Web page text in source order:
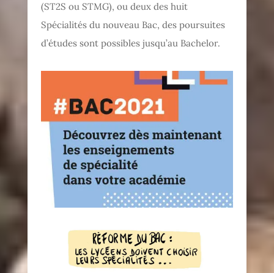
(ST2S ou STMG), ou deux des huit
Spécialités du nouveau Bac, des poursuites
d’études sont possibles jusqu’au Bachelor.